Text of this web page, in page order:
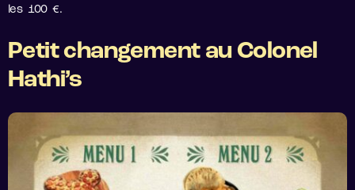
les 100 €.
Petit changement au Colonel
Hathi’s